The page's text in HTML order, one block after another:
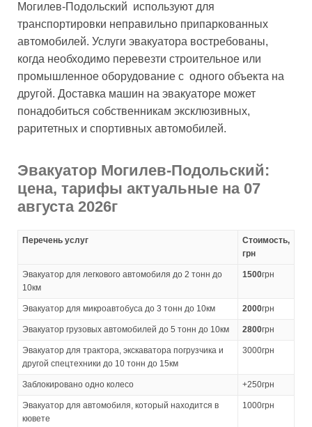
Могилев-Подольский используют для
транспортировки неправильно припаркованных
автомобилей. Услуги эвакуатора востребованы,
когда необходимо перевезти строительное или
промышленное оборудование с одного объекта на
другой. Доставка машин на эвакуаторе может
понадобиться собственникам эксклюзивных,
раритетных и спортивных автомобилей.
Эвакуатор Могилев-Подольский:
цена, тарифы актуальные на 07
августа 2026г
Перечень услуг
Стоимость,
грн
Эвакуатор для легкового автомобиля до 2 тонн до
10км
1500грн
Эвакуатор для микроавтобуса до 3 тонн до 10км 2000грн
Эвакуатор грузовых автомобилей до 5 тонн до 10км 2800грн
Эвакуатор для трактора, экскаватора погрузчика и
другой спецтехники до 10 тонн до 15км
3000грн
Заблокировано одно колесо +250грн
Эвакуатор для автомобиля, который находится в
кювете
1000грн